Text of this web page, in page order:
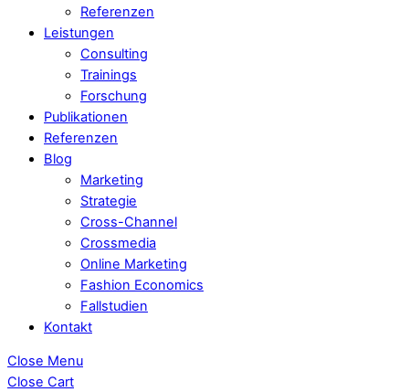
Referenzen
Leistungen
Consulting
Trainings
Forschung
Publikationen
Referenzen
Blog
Marketing
Strategie
Cross-Channel
Crossmedia
Online Marketing
Fashion Economics
Fallstudien
Kontakt
Close Menu
Close Cart